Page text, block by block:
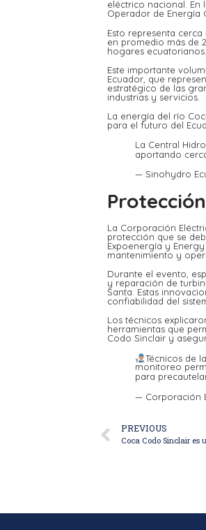
eléctrico nacional. En
Operador de Energía
Esto representa
en promedio más de
hogares ecuatorianos.
Este importante
Ecuador, que
estratégico de las
industrias y servicios.
La energía del río
para el futuro del
La Central
aportando
— Sinohydro
La Corporación
protección que se
Expoenergía y
mantenimiento y
Durante el evento,
y reparación de
Santa. Estas
confiabilidad del
Los técnicos
herramientas que
Codo Sinclair y
Técnicos de
monitoreo
para
— Corporación
PREVIOUS